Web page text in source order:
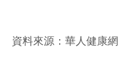
資料來源：華人健康網